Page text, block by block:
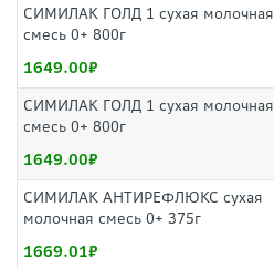
СИМИЛАК ГОЛД 1 сухая молочная
смесь 0+ 800г
1649.00
СИМИЛАК ГОЛД 1 сухая молочная
смесь 0+ 800г
1649.00
СИМИЛАК АНТИРЕФЛЮКС сухая
молочная смесь 0+ 375г
1669.01